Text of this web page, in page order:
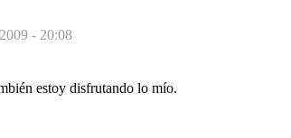
- 20:08
estoy disfrutando lo mío.